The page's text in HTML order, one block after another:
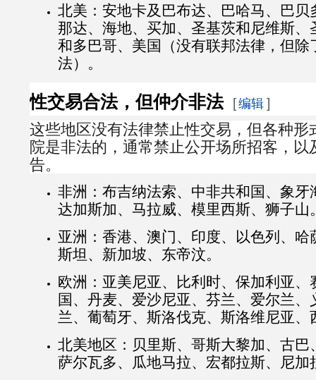
北美：安地卡及巴布达、巴哈马、巴贝
那达、海地、买加、圣基茨和尼维斯、
和多巴哥、美国（没有联邦法律，但除
法）。
性交易合法，但仲介非法 [编辑 ]
这些地区没有法律禁止性交易，但各种形
院是非法的，通常禁止公开场所招客，以
告。
非洲：布吉纳法索、中非共和国、象牙
达加斯加、马拉威、模里西斯、狮子山
亚洲：香港、澳门、印度、以色列、哈
斯坦、新加坡、东帝汶。
欧洲：亚美尼亚、比利时、保加利亚、
国、丹麦、爱沙尼亚、芬兰、爱尔兰
兰、葡萄牙、斯洛伐克、斯洛维尼亚、
北美地区：贝里斯、哥斯大黎加、古巴
萨尔瓦多、瓜地马拉、宏都拉斯、尼加